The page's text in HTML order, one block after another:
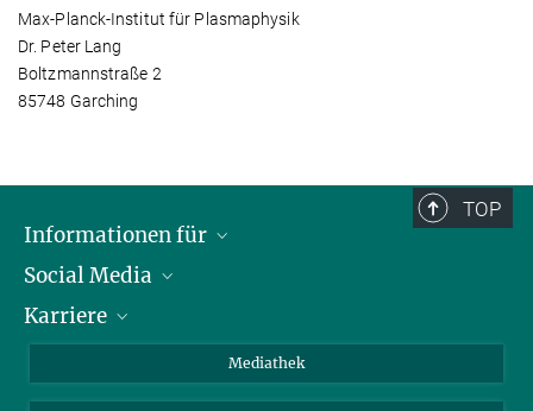
Max-Planck-Institut für Plasmaphysik
Dr. Peter Lang
Boltzmannstraße 2
85748 Garching
TOP
Informationen für
Journalisten
Schule
Social Media
LinkedIn
Karriere
Mediathek